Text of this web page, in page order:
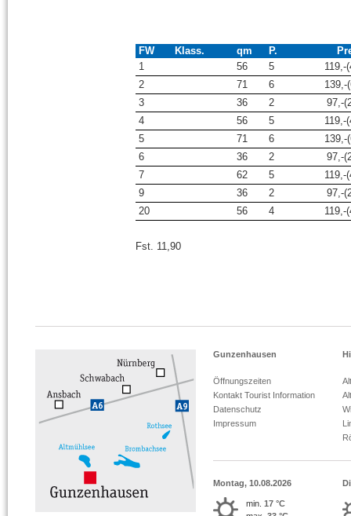
FW Klass. qm P.
1
56 5
119,-
2
71 6
139,-
3
36 2
97,-
4
56 5
119,-
5
71 6
139,-
6
36 2
97,-
7
62 5
119,-
9
36 2
97,-
20
56 4 119,-
Fst. 11,90
Gunzenhausen
Öffnungszeiten
Kontakt Tourist Information
Datenschutz
Impressum
Montag, 10.08.2026
min. 17 °C